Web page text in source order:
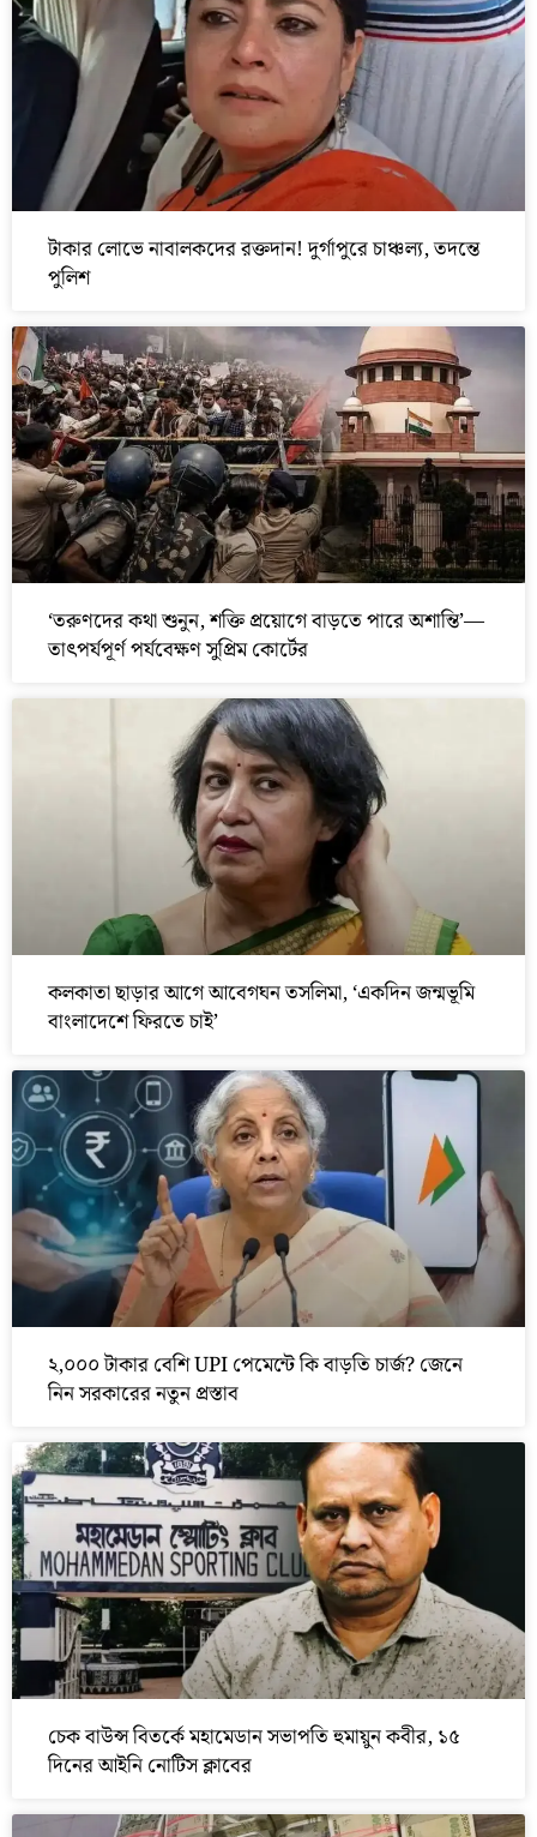
টাকার লোভে নাবালকদের রক্তদান! দুর্গাপুরে চাঞ্চল্য, তদন্তে
পুলিশ
‘তরুণদের কথা শুনুন, শক্তি প্রয়োগে বাড়তে পারে অশান্তি’—
তাৎপর্যপূর্ণ পর্যবেক্ষণ সুপ্রিম কোর্টের
কলকাতা ছাড়ার আগে আবেগঘন তসলিমা, ‘একদিন জন্মভূমি
বাংলাদেশে ফিরতে চাই’
২,০০০ টাকার বেশি UPI পেমেন্টে কি বাড়তি চার্জ? জেনে
নিন সরকারের নতুন প্রস্তাব
চেক বাউন্স বিতর্কে মহামেডান সভাপতি হুমায়ুন কবীর, ১৫
দিনের আইনি নোটিস ক্লাবের